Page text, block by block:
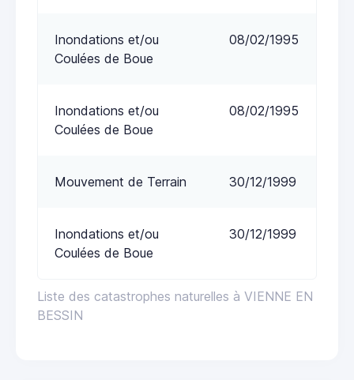
Liste des catastrophes naturelles à VIENNE EN
BESSIN
Inondations et/ou
Coulées de Boue
08/02/1995
Inondations et/ou
Coulées de Boue
08/02/1995
Mouvement de Terrain 30/12/1999
Inondations et/ou
Coulées de Boue
30/12/1999